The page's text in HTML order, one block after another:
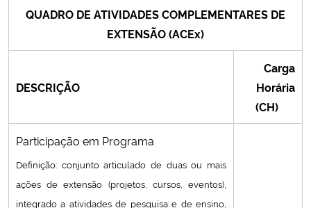
Planalto
QUADRO DE ATIVIDADES COMPLEMENTARES DE
EXTENSÃO (ACEx)
DESCRIÇÃO
Carga
Horária
(CH)
Participação em Programa
Definição: conjunto articulado de duas ou mais
ações de extensão (projetos, cursos, eventos),
integrado a atividades de pesquisa e de ensino,